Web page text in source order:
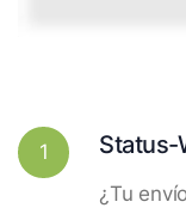
1 Status-
¿Tu